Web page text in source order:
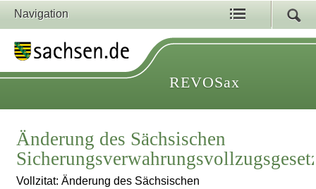
Navigation
REVOSax
Änderung des Sächsischen
Vollzitat: Änderung des Sächsischen